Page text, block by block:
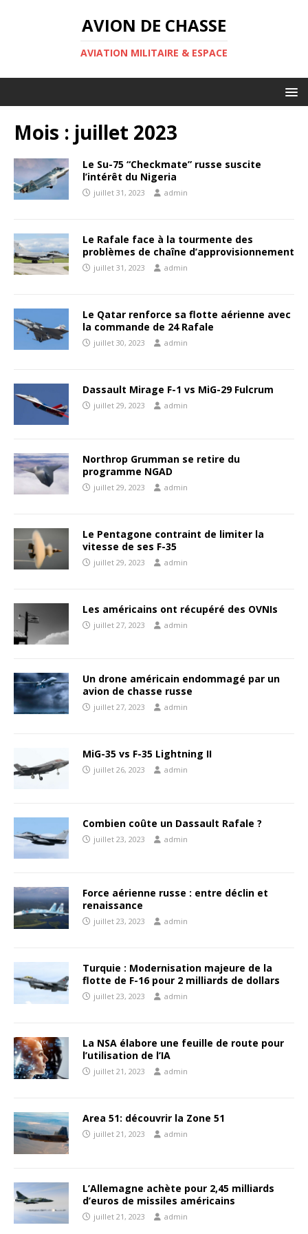
AVION DE CHASSE
AVIATION MILITAIRE & ESPACE
Mois : juillet 2023
Le Su-75 “Checkmate” russe suscite
l’intérêt du Nigeria
juillet 31, 2023 admin
Le Rafale face à la tourmente des
problèmes de chaîne d’approvisionnement
juillet 31, 2023 admin
Le Qatar renforce sa flotte aérienne avec
la commande de 24 Rafale
juillet 30, 2023 admin
Dassault Mirage F-1 vs MiG-29 Fulcrum
juillet 29, 2023 admin
Northrop Grumman se retire du
programme NGAD
juillet 29, 2023 admin
Le Pentagone contraint de limiter la
vitesse de ses F-35
juillet 29, 2023 admin
Les américains ont récupéré des OVNIs
juillet 27, 2023 admin
Un drone américain endommagé par un
avion de chasse russe
juillet 27, 2023 admin
MiG-35 vs F-35 Lightning II
juillet 26, 2023 admin
Combien coûte un Dassault Rafale ?
juillet 23, 2023 admin
Force aérienne russe : entre déclin et
renaissance
juillet 23, 2023 admin
Turquie : Modernisation majeure de la
flotte de F-16 pour 2 milliards de dollars
juillet 23, 2023 admin
La NSA élabore une feuille de route pour
l’utilisation de l’IA
juillet 21, 2023 admin
Area 51: découvrir la Zone 51
juillet 21, 2023 admin
L’Allemagne achète pour 2,45 milliards
d’euros de missiles américains
juillet 21, 2023 admin